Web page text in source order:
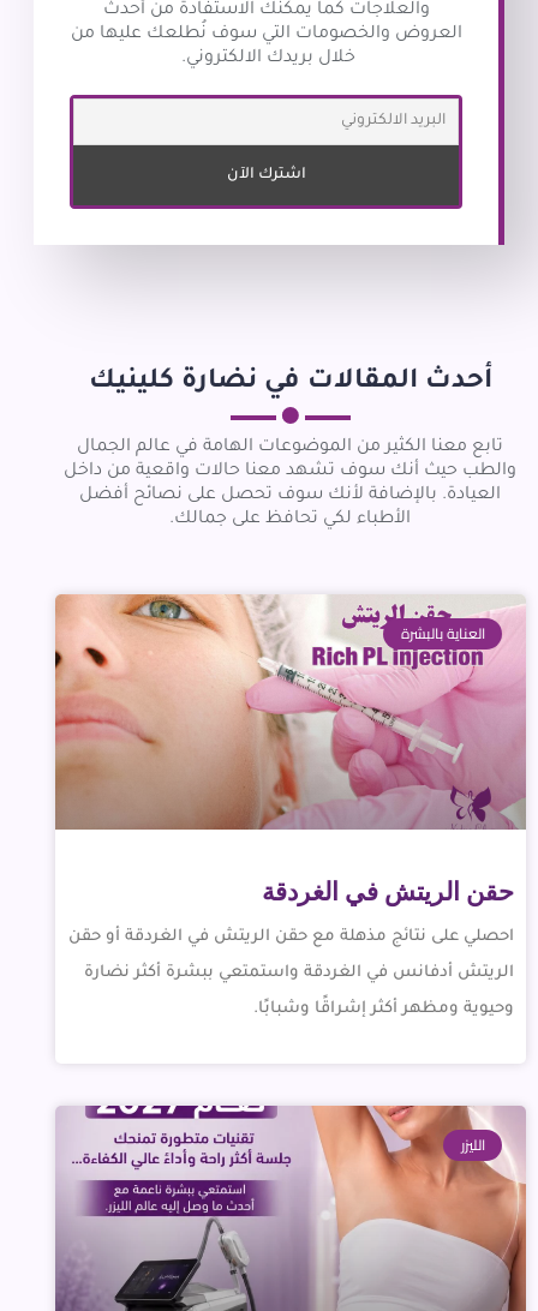
والعلاجات كما يمكنك الاستفادة من أحدث
العروض والخصومات التي سوف نُطلعك عليها من
خلال بريدك الالكتروني.
أحدث المقالات في نضارة كلينيك
تابع معنا الكثير من الموضوعات الهامة في عالم الجمال
والطب حيث أنك سوف تشهد معنا حالات واقعية من داخل
العيادة. بالإضافة لأنك سوف تحصل على نصائح أفضل
الأطباء لكي تحافظ على جمالك.
العناية بالبشرة
حقن الريتش في الغردقة
احصلي على نتائج مذهلة مع حقن الريتش في الغردقة أو حقن
الريتش أدفانس في الغردقة واستمتعي ببشرة أكثر نضارة
وحيوية ومظهر أكثر إشراقًا وشبابًا.
الليزر